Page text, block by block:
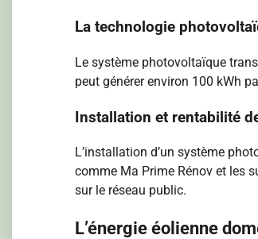
La technologie
Le système photovoltaïque
peut générer environ 100 kWh
Installation et rentabilité
L’installation d’un système
comme Ma Prime Rénov et les
sur le réseau public.
L’énergie éolienne